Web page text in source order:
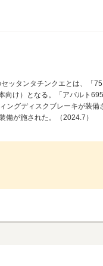
ッタンタチンクエとは、「
け）となる。「アバルト
ングディスクブレーキが装備
が施された。（2024.7）